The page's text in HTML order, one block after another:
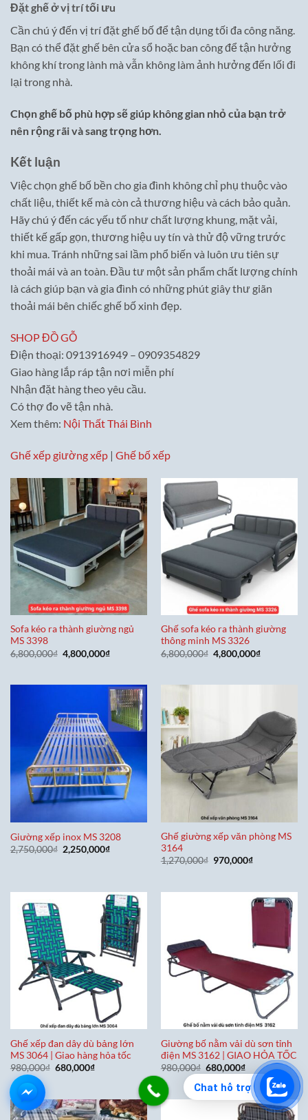
Chat hỗ trợ
Đặt ghế ở vị trí tối ưu
Cần chú ý đến vị trí đặt ghế bố để tận dụng tối đa công năng.
Bạn có thể đặt ghế bên cửa sổ hoặc ban công để tận hưởng
không khí trong lành mà vẫn không làm ảnh hưởng đến lối đi
lại trong nhà.
Chọn ghế bố phù hợp sẽ giúp không gian nhỏ của bạn trở
nên rộng rãi và sang trọng hơn.
Kết luận
Việc chọn ghế bố bền cho gia đình không chỉ phụ thuộc vào
chất liệu, thiết kế mà còn cả thương hiệu và cách bảo quản.
Hãy chú ý đến các yếu tố như chất lượng khung, mặt vải,
thiết kế gấp gọn, thương hiệu uy tín và thử độ vững trước
khi mua. Tránh những sai lầm phổ biến và luôn ưu tiên sự
thoải mái và an toàn. Đầu tư một sản phẩm chất lượng chính
là cách giúp bạn và gia đình có những phút giây thư giãn
thoải mái bên chiếc ghế bố xinh đẹp.
SHOP ĐỒ GỖ
Điện thoại: 0913916949 – 0909354829
Giao hàng lắp ráp tận nơi miễn phí
Nhận đặt hàng theo yêu cầu.
Có thợ đo vẽ tận nhà.
Xem thêm: Nội Thất Thái Bình
Ghế xếp giường xếp | Ghế bố xếp
Sofa kéo ra thành giường ngủ
MS 3398
6,800,000₫ Giá
gốc
4,800,000₫Giá
4,800,000₫.
Ghế sofa kéo ra thành giường
thông minh MS 3326
6,800,000₫ Giá
gốc
4,800,000₫Giá
Giường xếp inox MS 3208
2,750,000₫ Giá
gốc
2,250,000₫Giá
Ghế giường xếp văn phòng MS
3164
1,270,000₫ Giá
970,000₫Giá
970,000₫.
Ghế xếp đan dây dù bảng lớn
MS 3064 | Giao hàng hỏa tốc
980,000₫ Giá
680,000₫Giá
680,000₫.
Giường bố nằm vải dù sơn tỉnh
điện MS 3162 | GIAO HỎA TỐC
980,000₫ Giá
gốc
là:
980,000₫.
680,000₫Giá
hiện
tại
là:
680,000₫.